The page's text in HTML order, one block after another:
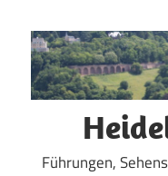
Inhalt
springen
Führungen,